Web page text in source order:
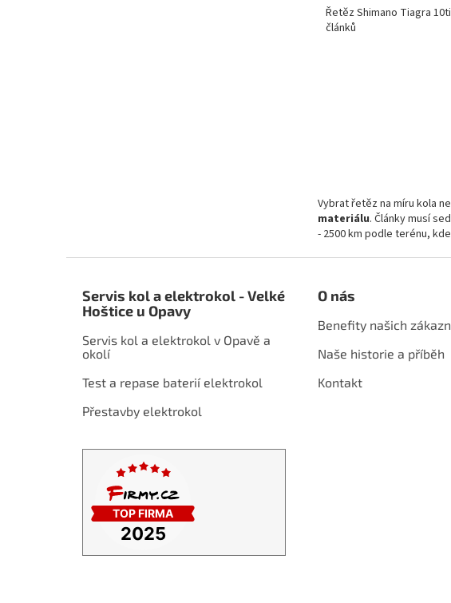
Řetěz Shimano Tiagra
článků
Vybrat řetěz na míru kola
materiálu. Články musí
- 2500 km podle terénu,
Servis kol a elektrokol - Velké
Hoštice u Opavy
Servis kol a elektrokol v Opavě a
okolí
Test a repase baterií elektrokol
Přestavby elektrokol
O nás
Benefity našich
Naše historie a příběh
Kontakt